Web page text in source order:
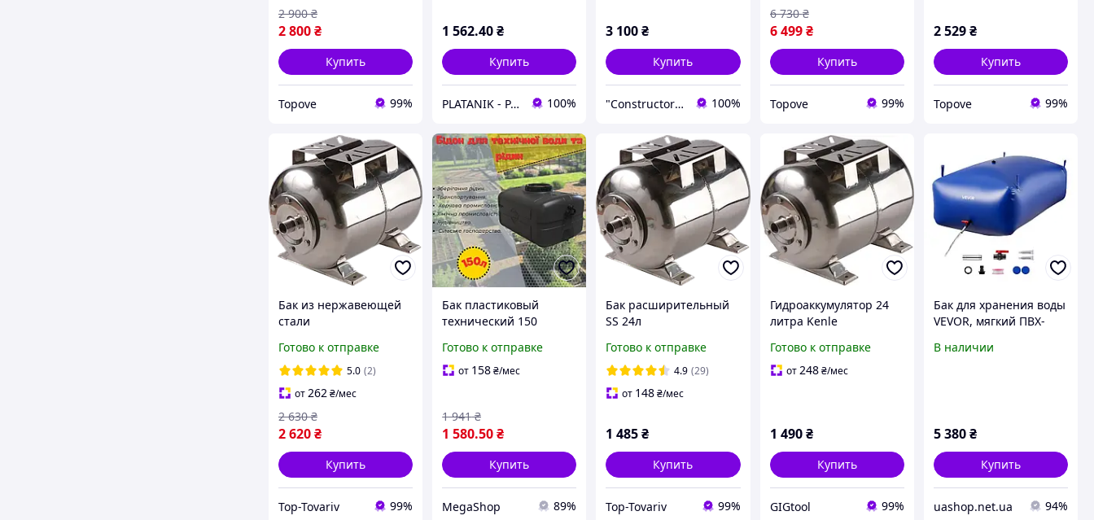
2 800₴
2 900 ₴
Купить
Topove 99%
1 562.40₴
Купить
PLATANIK - PARTS & ACCESSORIES 100%
3 100₴
Купить
"Constructor Tepla" Конструктор Тепла 100%
6 499 ₴
6 730 ₴
Купить
Topove 99%
2 529₴
Купить
Topove 99%
Бак из нержавеющей
стали
литров Kenle SS для
водоснабжения
Готово к отправке
5.0 (2)
от262₴/мес
2 620₴
2 630 ₴
Купить
Top-Tovariv 99%
Бак пластиковый
технический 150
технической воды и
жидкостей, бак для
Готово к отправке
от 158₴/мес
1 580.50₴
1 941 ₴
Купить
MegaShop 89%
Бак расширительный
SS 24л
нержавеющая сталь
для воды насосная
станция
водоснабжения дома
Готово к отправке
4.9 (29)
от 148₴/мес
1 485₴
Купить
Top-Tovariv 99%
Гидроаккумулятор 24
литра Kenle
для воды бак
расширительный SS
Готово к отправке
от248 ₴/мес
1 490 ₴
Купить
GIGtool 99%
Бак для хранения воды
VEVOR, мягкий ПВХ-
объемом 1000 л,
В наличии
5 380₴
Купить
uashop.net.ua 94%